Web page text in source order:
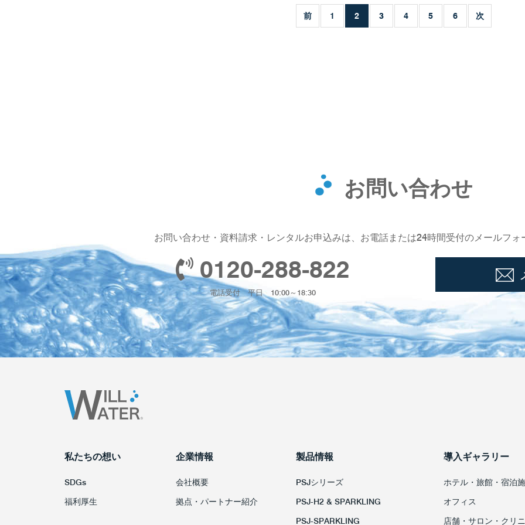
前 1 2 3 4 5 6 次
お問い合わせ
お問い合わせ・資料請求・レンタルお申込みは、お電話または24時間受付のメールフォ
0120-288-822
電話受付 平日 10:00～18:30
私たちの想い
SDGs
福利厚生
企業情報
会社概要
拠点・パートナー紹介
製品情報
PSJシリーズ
PSJ-H2 & SPARKLING
PSJ-SPARKLING
導入ギャラリー
ホテル・旅館・宿泊
オフィス
店舗・サロン・クリ